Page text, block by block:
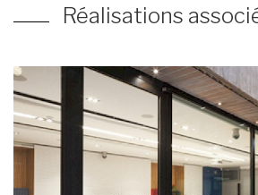
Réalisations